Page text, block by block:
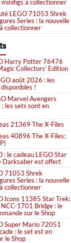
à collectionner
LEGO 71053 Shrek
Series : la nouvelle
collectionner
Harry Potter 76476
Collectors’ Edition
août 2026 : les
!
Marvel Avengers
les sets sont en
21369 The X-Files
40896 The X-Files:
: le cadeau LEGO Star
Darksaber est offert
71053 Shrek
Series : la nouvelle
collectionner
Icons 11385 Star Trek:
NCC-1701 Bridge : le
sur le Shop
Super Mario 72051
: le set est en
le Shop